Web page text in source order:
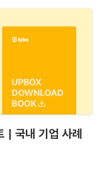
| 국내 기업 사례